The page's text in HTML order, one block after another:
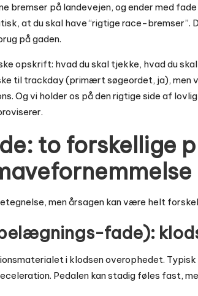
bremser på landevejen, og ender med
at du skal have “rigtige race-
på gaden.
opskrift: hvad du skal tjekke, hvad du
til trackday (primært søgeordet, ja), men
Og vi holder os på den rigtige side af
to forskellige
men årsagen kan være helt
fade):
i klodsen overophedet.
Pedalen kan stadig føles fast,